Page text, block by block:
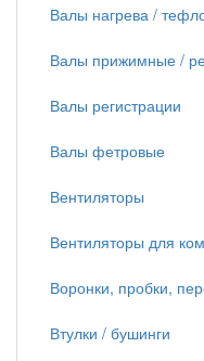
Валы нагрева /
Валы прижимные /
Валы регистрации
Валы фетровые
Вентиляторы
Вентиляторы для
Воронки, пробки,
Втулки / бушинги